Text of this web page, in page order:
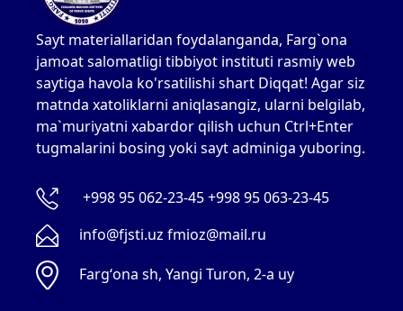
Sayt materiallaridan foydalanganda, Farg`ona
jamoat salomatligi tibbiyot instituti rasmiy web
saytiga havola ko'rsatilishi shart Diqqat! Agar siz
matnda xatoliklarni aniqlasangiz, ularni belgilab,
ma`muriyatni xabardor qilish uchun Ctrl+Enter
tugmalarini bosing yoki sayt adminiga yuboring.
+998 95 062-23-45 +998 95 063-23-45
info@fjsti.uz fmioz@mail.ru
Fargʻona sh, Yangi Turon, 2-a uy